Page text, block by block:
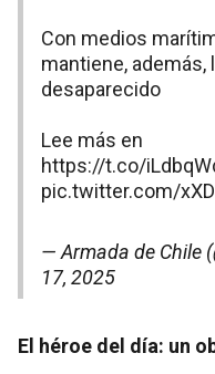
Con medios
mantiene, además,
desaparecido
Lee más en
https://t.co/
pic.twitter.com/
— Armada de Chile
17, 2025
El héroe del día: un